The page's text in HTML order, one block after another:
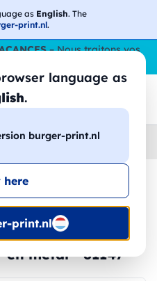
as English. The
print.nl.
language as
.
burger-print.nl
here
print.nl
– Nous traitons vos
à -30 %
en métal - 81147 -